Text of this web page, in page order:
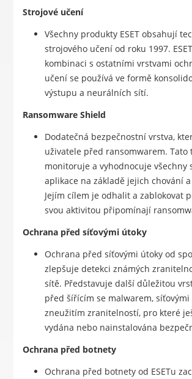
Strojové učení
Všechny produkty ESET obsahují
strojového učení od roku 1997.
kombinaci s ostatními vrstvami
učení se používá ve formě
výstupu a neurálních sítí.
Ransomware Shield
Dodatečná bezpečnostní vrstva,
uživatele před ransomwarem. Tato
monitoruje a vyhodnocuje všechny
aplikace na základě jejich chování
Jejím cílem je odhalit a zablokovat
svou aktivitou připomínají
Ochrana před síťovými útoky
Ochrana před síťovými útoky od
zlepšuje detekci známých
sítě. Představuje další důležitou
před šířícím se malwarem, síťovými
zneužitím zranitelností, pro které
vydána nebo nainstalována
Ochrana před botnety
Ochrana před botnety od ESETu